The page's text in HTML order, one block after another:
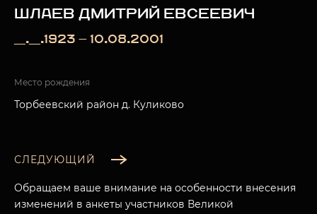
ШЛАЕВ ДМИТРИЙ ЕВСЕЕВИЧ
__.__.1923 — 10.08.2001
Место рождения
Торбеевский район д. Куликово
СЛЕДУЮЩИЙ
Обращаем ваше внимание на особенности внесения
изменений в анкеты участников Великой